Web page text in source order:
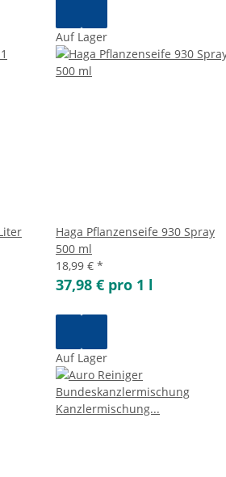
Auf Lager
Haga Pflanzenseife 930 Spray
500 ml
18,99 € *
37,98 € pro 1 l
Auf Lager